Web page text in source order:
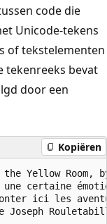
code die
Unicode-tekens
of tekstelementen
tekenreeks bevat
door een
Kopiëren
Yellow Room,
certaine
ici les
Joseph